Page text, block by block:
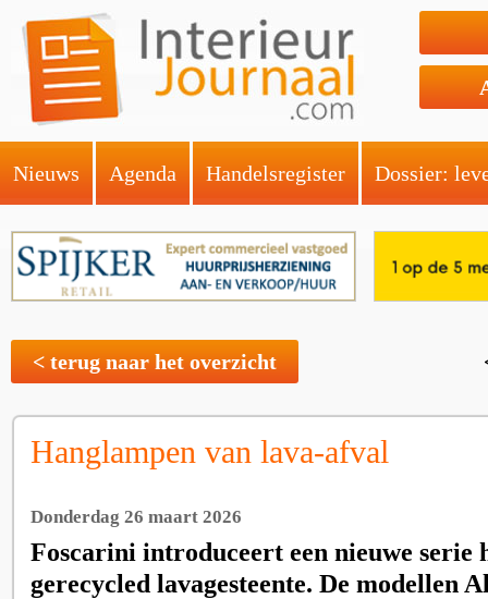
Nieuws Agenda Handelsregister Dossier:
< terug naar het overzicht
Hanglampen van lava-afval
Donderdag 26 maart 2026
Foscarini introduceert een nieuwe serie
gerecycled lavagesteente. De modellen